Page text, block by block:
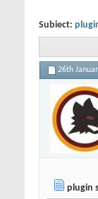
Subiect:
26th
plugin